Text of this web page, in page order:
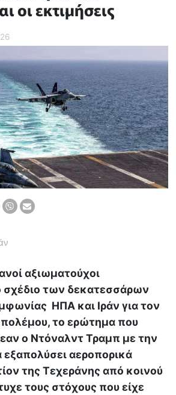
οι εκτιμήσεις
αξιωματούχοι
σχέδιο των δεκατεσσάρων
ΗΠΑ και Ιράν για τον
το ερώτημα που
ο Ντόναλντ Τραμπ με την
αεροπορικά
της Τεχεράνης από κοινού
τους στόχους που είχε